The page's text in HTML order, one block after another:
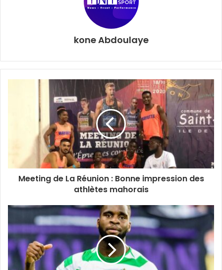
Mais contre toute attente, pour justifier son refus, le
Croate s’est plaint de la cagnotte en jeu (135.000 euros).
Ensuite, il a mis cet argument financier pour masquer son
« jet de l’éponge ». Depuis cette défection, la fédération
pour concurrencer Tony Yoka qui est sur une pente
ascendante.
INI SPORT AWARDS
kone Abdoulaye
Meeting de La Réunion : Bonne impression des
athlètes mahorais